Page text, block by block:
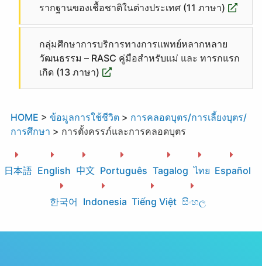
รากฐานของเชื้อชาติในต่างประเทศ (11 ภาษา)
กลุ่มศึกษาการบริการทางการแพทย์หลากหลาย
วัฒนธรรม – RASC คู่มือสำหรับแม่ และ ทารกแรก
เกิด (13 ภาษา)
HOME > ข้อมูลการใช้ชีวิต > การคลอดบุตร/การเลี้ยงบุตร/
การศึกษา > การตั้งครรภ์และการคลอดบุตร
日本語 English 中文 Português Tagalog ไทย Español
한국어 Indonesia Tiếng Việt සිංහල